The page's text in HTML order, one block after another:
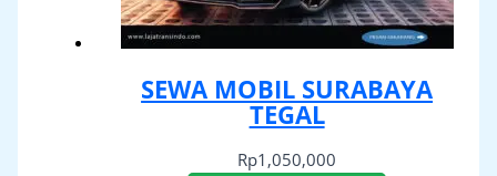
SEWA MOBIL SURABAYA
TEGAL
Rp1,050,000